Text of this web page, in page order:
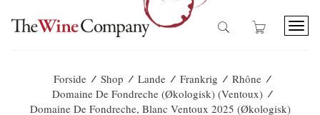
T
Forside / Shop / Lande / Frankrig / Rhône /
Domaine De Fondreche (Økologisk) (Ventoux) /
Domaine De Fondreche, Blanc Ventoux 2025 (økologisk)